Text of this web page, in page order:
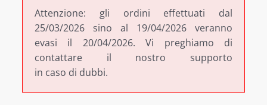
Attenzione: gli ordini effettuati dal
25/03/2026 sino al 19/04/2026 veranno
evasi il 20/04/2026. Vi preghiamo di
contattare il nostro supporto
in caso di dubbi.